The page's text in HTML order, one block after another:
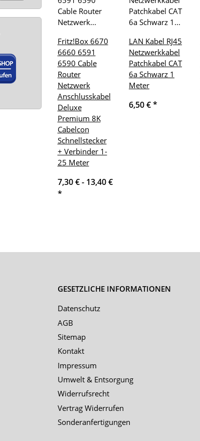
Fritz!Box 6670
6660 6591
6590 Cable
Router
Netzwerk
Anschlusskabel
Deluxe
Premium 8K
Cabelcon
Schnellstecker
+ Verbinder 1-
25 Meter
7,30 € - 13,40 €
*
LAN Kabel RJ45
Netzwerkkabel
Patchkabel CAT
6a Schwarz 1
Meter
6,50 €*
GESETZLICHE INFORMATIONEN
Datenschutz
AGB
Sitemap
Kontakt
Impressum
Umwelt & Entsorgung
Widerrufsrecht
Vertrag Widerrufen
Sonderanfertigungen